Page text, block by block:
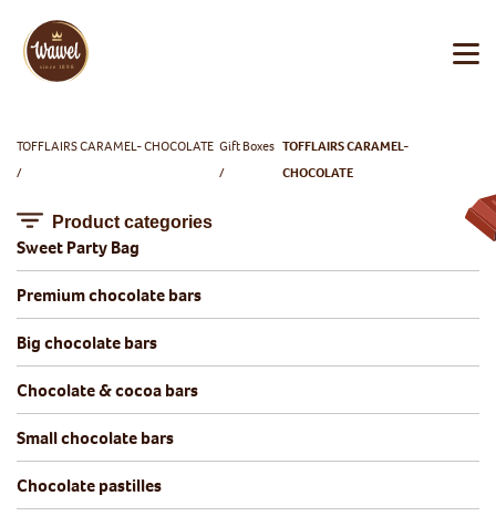
TOFFLAIRS CARAMEL- CHOCOLATE Gift Boxes TOFFLAIRS CARAMEL-
CHOCOLATE
Product categories
Sweet Party Bag
Premium chocolate bars
Big chocolate bars
Chocolate & cocoa bars
Small chocolate bars
Chocolate pastilles